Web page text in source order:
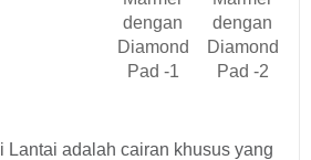
Lantai adalah cairan khusus yang